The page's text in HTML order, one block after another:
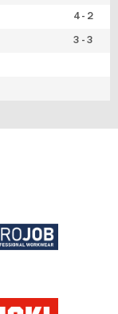
4 - 2
3 - 3